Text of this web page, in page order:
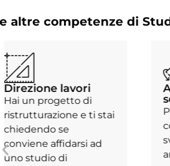
altre competenze di
Architettura
sostenibile
Professionalità e
competenze per lo
sviluppo di progetti di
architettura sostenibile